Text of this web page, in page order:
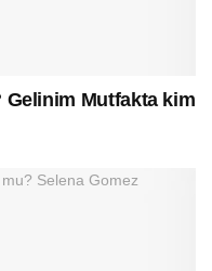
Mutfakta kim